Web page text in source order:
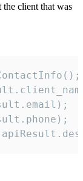
client that was